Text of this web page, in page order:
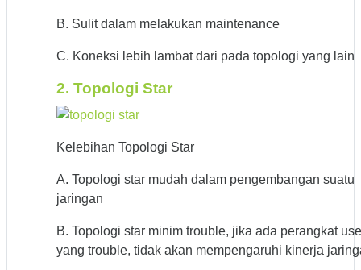
B. Sulit dalam melakukan maintenance
C. Koneksi lebih lambat dari pada topologi yang lain
2. Topologi Star
Kelebihan Topologi Star
A. Topologi star mudah dalam pengembangan suatu
jaringan
B. Topologi star minim trouble, jika ada perangkat
yang trouble, tidak akan mempengaruhi kinerja